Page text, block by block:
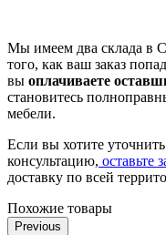
Мы имеем два склада в
того, как ваш заказ
вы оплачиваете
становитесь
мебели.
Если вы хотите
консультацию, оставьте
доставку по всей
Похожие товары
Previous